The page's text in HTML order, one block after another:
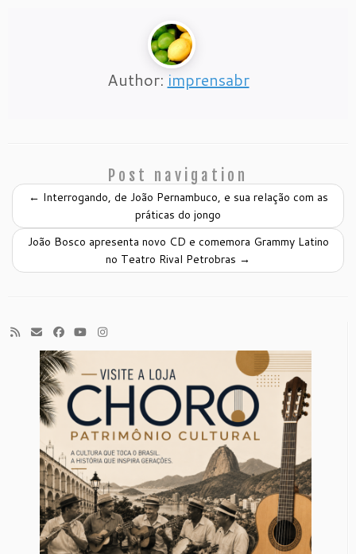
Author: imprensabr
Post navigation
← Interrogando, de João Pernambuco, e sua relação com as
práticas do jongo
João Bosco apresenta novo CD e comemora Grammy Latino
no Teatro Rival Petrobras →